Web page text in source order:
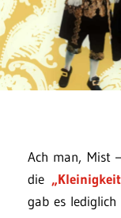
Ach man, Mist
die
gab es lediglich